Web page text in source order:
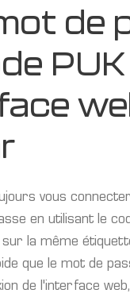
de
vous
en utilisant le
la même
que le mot de
de l'interface